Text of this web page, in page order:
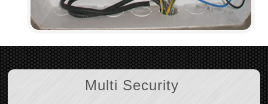
Multi Security